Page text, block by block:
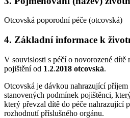
Otcovská poporodní péče (otcovská)
4. Základní informace k
V souvislosti s péčí o novorozené dítě
pojištění od 1.2.2018 otcovská.
Otcovská je dávkou nahrazující
stanovených podmínek pojištěnci,
který převzal dítě do péče nahrazující
rozhodnutí příslušného orgánu.